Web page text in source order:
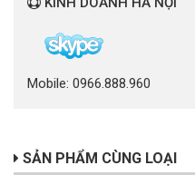
Mobile: 0966.888.960
SẢN PHẨM CÙNG LOẠI